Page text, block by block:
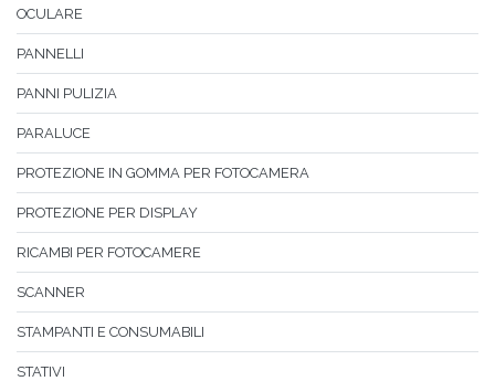
OCULARE
PANNELLI
PANNI PULIZIA
PARALUCE
PROTEZIONE IN GOMMA PER FOTOCAMERA
PROTEZIONE PER DISPLAY
RICAMBI PER FOTOCAMERE
SCANNER
STAMPANTI E CONSUMABILI
STATIVI